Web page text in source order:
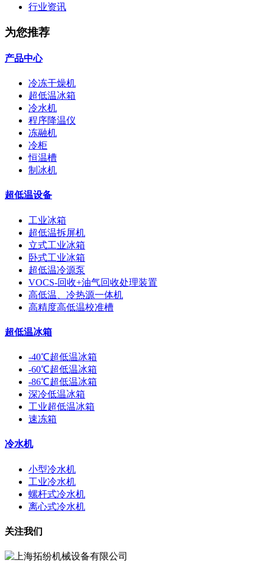
行业资讯
为您推荐
产品中心
冷冻干燥机
超低温冰箱
冷水机
程序降温仪
冻融机
冷柜
恒温槽
制冰机
超低温设备
工业冰箱
超低温拆屏机
立式工业冰箱
卧式工业冰箱
超低温冷源泵
VOCS-回收+油气回收处理装置
高低温、冷热源一体机
高精度高低温校准槽
超低温冰箱
-40℃超低温冰箱
-60℃超低温冰箱
-86℃超低温冰箱
深冷低温冰箱
工业超低温冰箱
速冻箱
冷水机
小型冷水机
工业冷水机
螺杆式冷水机
离心式冷水机
关注我们